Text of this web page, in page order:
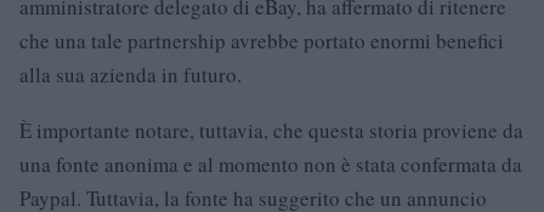
amministratore delegato di eBay, ha affermato di ritenere
che una tale partnership avrebbe portato enormi benefici
alla sua azienda in futuro.
È importante notare, tuttavia, che questa storia proviene da
una fonte anonima e al momento non è stata confermata da
Paypal. Tuttavia, la fonte ha suggerito che un annuncio